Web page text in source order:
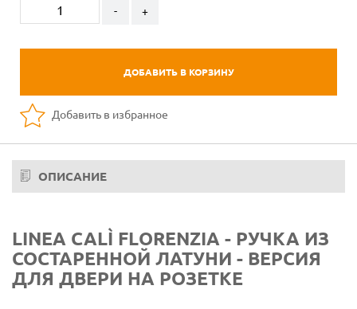
- +
ДОБАВИТЬ В КОРЗИНУ
Добавить в избранное
ОПИСАНИЕ
LINEA CALÌ FLORENZIA - РУЧКА ИЗ
СОСТАРЕННОЙ ЛАТУНИ - ВЕРСИЯ
ДЛЯ ДВЕРИ НА РОЗЕТКЕ